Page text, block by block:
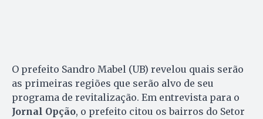
O prefeito Sandro Mabel (UB) revelou quais serão
as primeiras regiões que serão alvo de seu
programa de revitalização. Em entrevista para o
Jornal Opção, o prefeito citou os bairros do Setor